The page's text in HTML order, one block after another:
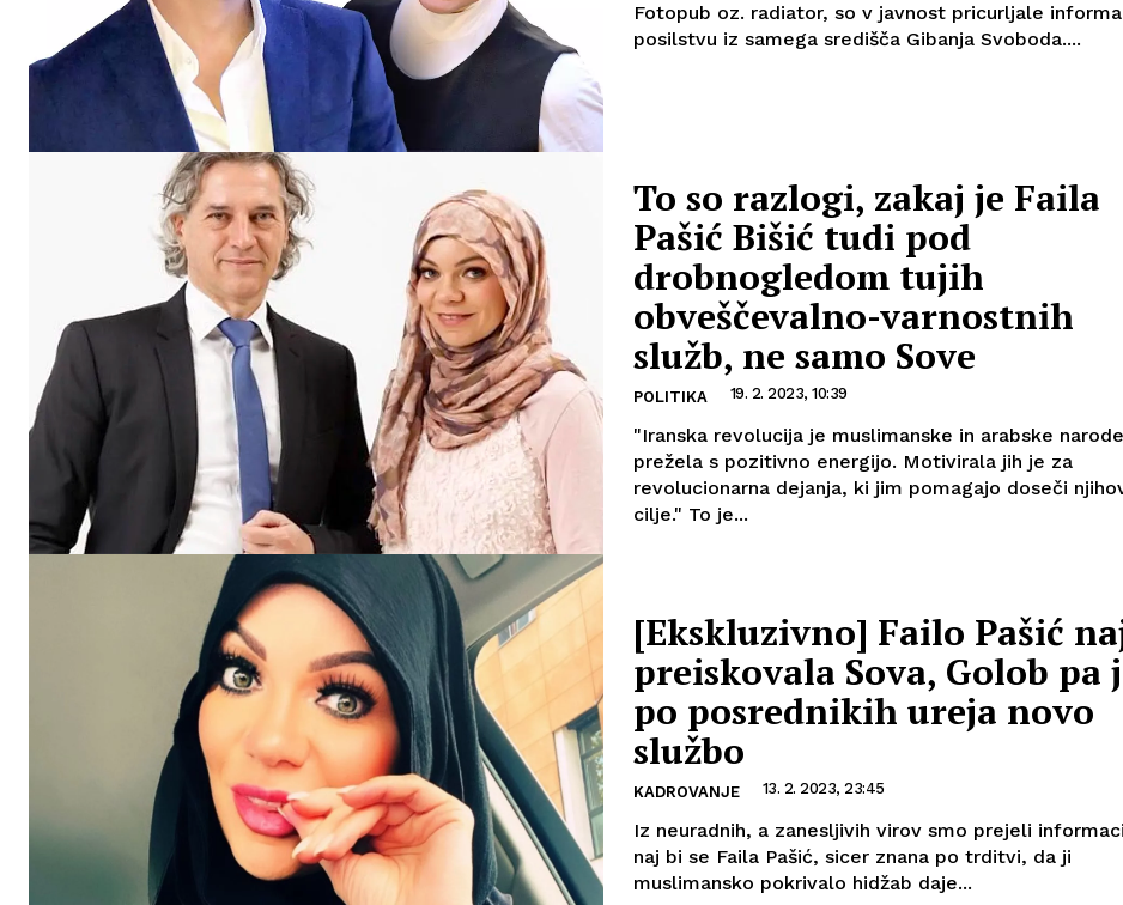
Fotopub oz. radiator, so v javnost pricurljale
posilstvu iz samega središča Gibanja Svoboda....
To so razlogi, zakaj je Faila
Pašić Bišić tudi pod
drobnogledom tujih
obveščevalno-varnostnih
služb, ne samo Sove
POLITIKA 19. 2. 2023, 10:39
"Iranska revolucija je muslimanske in arabske narode
prežela s pozitivno energijo. Motivirala jih je za
revolucionarna dejanja, ki jim pomagajo doseči
cilje." To je...
[Ekskluzivno] Failo Pašić
preiskovala Sova, Golob pa
po posrednikih ureja novo
službo
KADROVANJE 13. 2. 2023, 23:45
Iz neuradnih, a zanesljivih virov smo prejeli
naj bi se Faila Pašić, sicer znana po trditvi, da ji
muslimansko pokrivalo hidžab daje...